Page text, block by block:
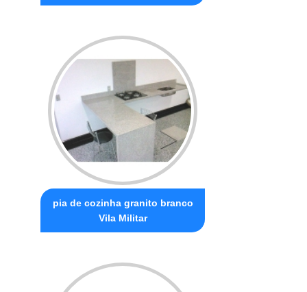
pia de cozinha granito branco
Vila Militar